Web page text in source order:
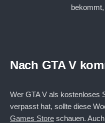
Nach GTA V
Wer GTA V als kostenloses
verpasst hat, sollte diese
Games Store schauen.